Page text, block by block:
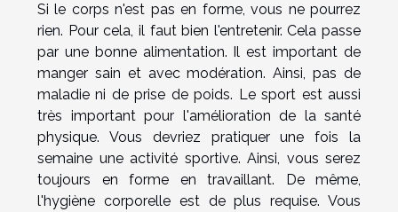
Si le corps n'est pas en forme, vous ne pourrez
rien. Pour cela, il faut bien l'entretenir. Cela passe
par une bonne alimentation. Il est important de
manger sain et avec modération. Ainsi, pas de
maladie ni de prise de poids. Le sport est aussi
très important pour l'amélioration de la santé
physique. Vous devriez pratiquer une fois la
semaine une activité sportive. Ainsi, vous serez
toujours en forme en travaillant. De même,
l'hygiène corporelle est de plus requise. Vous